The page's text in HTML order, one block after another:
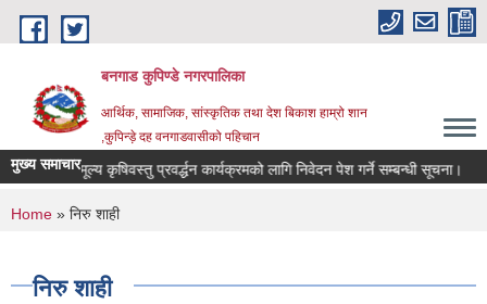
Skip to main content
बनगाड कुपिण्डे नगरपालिका
आर्थिक, सामाजिक, सांस्कृतिक तथा देश बिकाश हाम्रो शान
,कुपिन्ड़े दह वनगाडवासीको पहिचान
मुख्य समाचार
उच्च मूल्य कृषिवस्तु प्रवर्द्धन कार्यक्रमको लागि निवेदन पेश गर्ने सम्बन्धी सूचना।
You are here
Home » निरु शाही
निरु शाही